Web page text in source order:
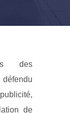
des
de